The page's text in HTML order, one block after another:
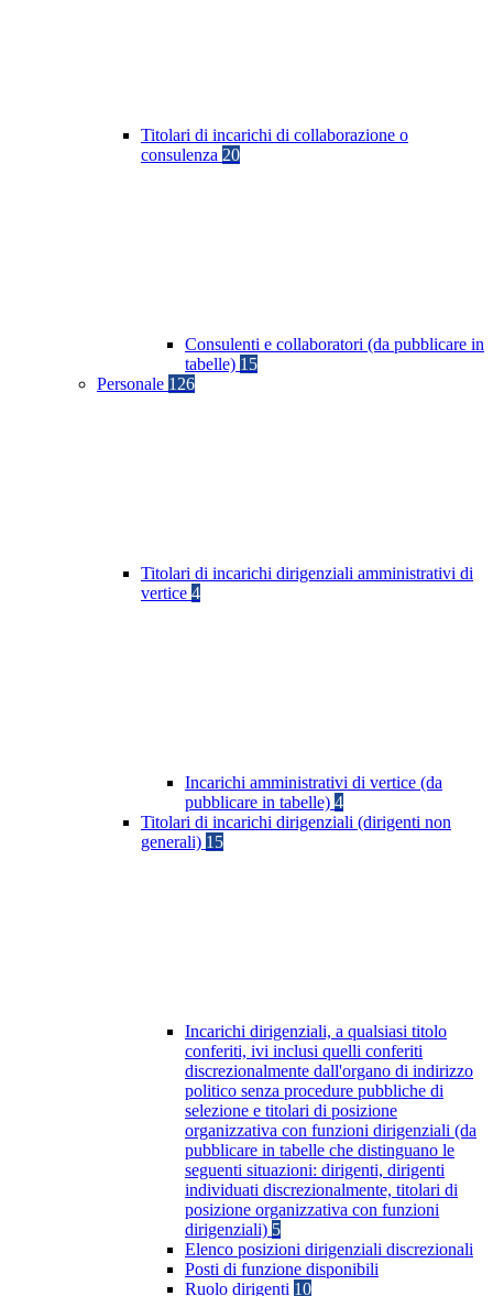
Titolari di incarichi di collaborazione o
consulenza 20
Consulenti e collaboratori (da pubblicare in
tabelle) 15
Personale 126
Titolari di incarichi dirigenziali amministrativi di
vertice 4
Incarichi amministrativi di vertice (da
pubblicare in tabelle) 4
Titolari di incarichi dirigenziali (dirigenti non
generali) 15
Incarichi dirigenziali, a qualsiasi titolo
conferiti, ivi inclusi quelli conferiti
discrezionalmente dall'organo di indirizzo
politico senza procedure pubbliche di
selezione e titolari di posizione
organizzativa con funzioni dirigenziali (da
pubblicare in tabelle che distinguano le
seguenti situazioni: dirigenti, dirigenti
individuati discrezionalmente, titolari di
posizione organizzativa con funzioni
dirigenziali) 5
Elenco posizioni dirigenziali discrezionali
Posti di funzione disponibili
Ruolo dirigenti 10